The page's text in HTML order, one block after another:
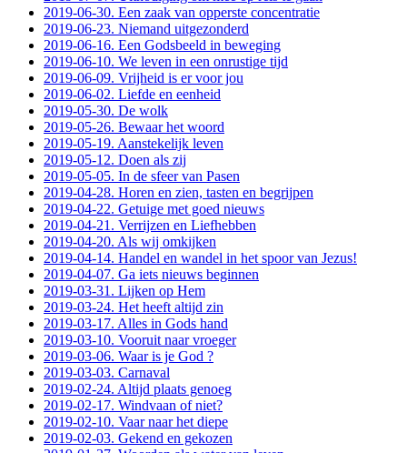
2019-06-30. Een zaak van opperste concentratie
2019-06-23. Niemand uitgezonderd
2019-06-16. Een Godsbeeld in beweging
2019-06-10. We leven in een onrustige tijd
2019-06-09. Vrijheid is er voor jou
2019-06-02. Liefde en eenheid
2019-05-30. De wolk
2019-05-26. Bewaar het woord
2019-05-19. Aanstekelijk leven
2019-05-12. Doen als zij
2019-05-05. In de sfeer van Pasen
2019-04-28. Horen en zien, tasten en begrijpen
2019-04-22. Getuige met goed nieuws
2019-04-21. Verrijzen en Liefhebben
2019-04-20. Als wij omkijken
2019-04-14. Handel en wandel in het spoor van Jezus!
2019-04-07. Ga iets nieuws beginnen
2019-03-31. Lijken op Hem
2019-03-24. Het heeft altijd zin
2019-03-17. Alles in Gods hand
2019-03-10. Vooruit naar vroeger
2019-03-06. Waar is je God ?
2019-03-03. Carnaval
2019-02-24. Altijd plaats genoeg
2019-02-17. Windvaan of niet?
2019-02-10. Vaar naar het diepe
2019-02-03. Gekend en gekozen